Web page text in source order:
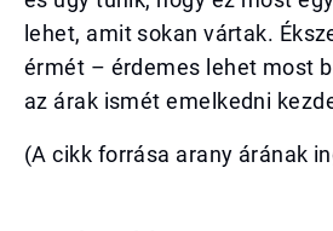
lehet, amit sokan vártak.
érmét – érdemes lehet most
az árak ismét emelkedni
(A cikk forrása arany árának